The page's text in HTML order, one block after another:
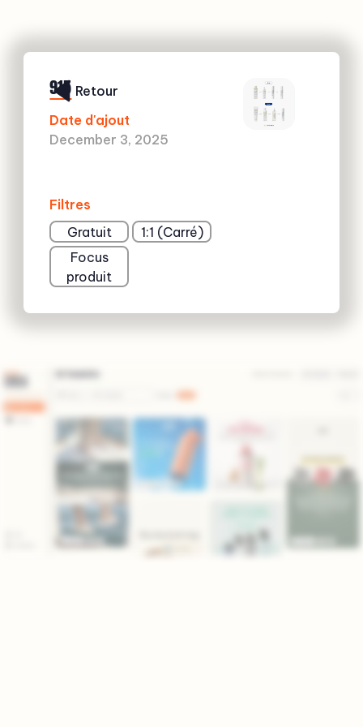
915
Date d'ajout
December 3, 2025
Filtres
Gratuit
1:1 (Carré)
Focus
produit
Retour